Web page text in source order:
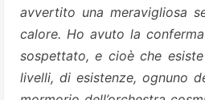
avvertito una meravigliosa
calore. Ho avuto la
sospettato, e cioè che
livelli, di esistenze, ognuno